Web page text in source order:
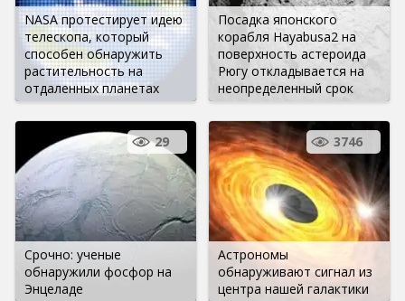
NASA протестирует идею
телескопа, который
способен обнаружить
растительность на
отдаленных планетах
Посадка японского
корабля Hayabusa2 на
поверхность астероида
Рюгу откладывается на
неопределенный срок
Срочно: ученые
обнаружили фосфор на
Энцеладе
29
Астрономы
обнаруживают сигнал из
центра нашей галактики
3746